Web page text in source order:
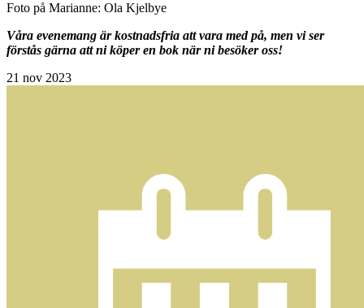
Foto på Marianne: Ola Kjelbye
Våra evenemang är kostnadsfria att vara med på, men vi ser
förstås gärna att ni köper en bok när ni besöker oss!
21 nov 2023